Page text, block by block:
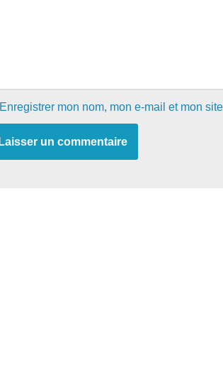
Enregistrer mon nom, mon e-mail et mon